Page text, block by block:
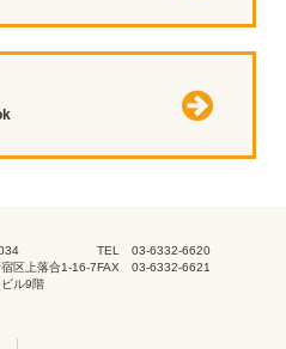
区上落合1-16-7
ル9階
TEL 03-6332-6620
FAX 03-6332-6621